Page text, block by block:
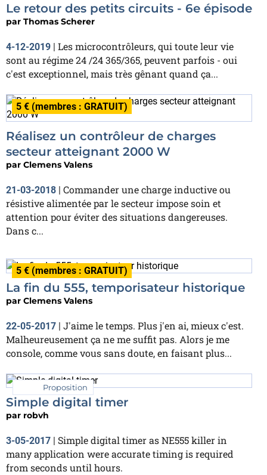
Le retour des petits circuits - 6e épisode
par Thomas Scherer
4-12-2019 | Les microcontrôleurs, qui toute leur vie
sont au régime 24 /24 365/365, peuvent parfois - oui
c'est exceptionnel, mais très gênant quand ça...
5 € (membres : GRATUIT)
Réalisez un contrôleur de charges
secteur atteignant 2000 W
par Clemens Valens
21-03-2018 | Commander une charge inductive ou
résistive alimentée par le secteur impose soin et
attention pour éviter des situations dangereuses.
Dans c...
5 € (membres : GRATUIT)
La fin du 555, temporisateur historique
par Clemens Valens
22-05-2017 | J'aime le temps. Plus j'en ai, mieux c'est.
Malheureusement ça ne me suffit pas. Alors je me
console, comme vous sans doute, en faisant plus...
Proposition
Simple digital timer
par robvh
3-05-2017
Simple digital timer as NE555 killer in
many application were accurate timing is required
from seconds until hours.